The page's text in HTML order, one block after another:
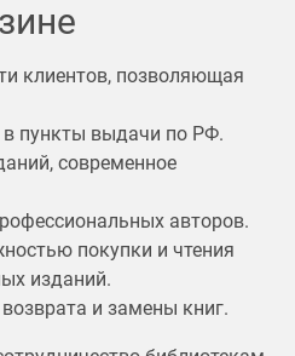
клиентов, позволяющая
в пункты выдачи по РФ.
современное
авторов.
покупки и чтения
изданий.
и замены книг.